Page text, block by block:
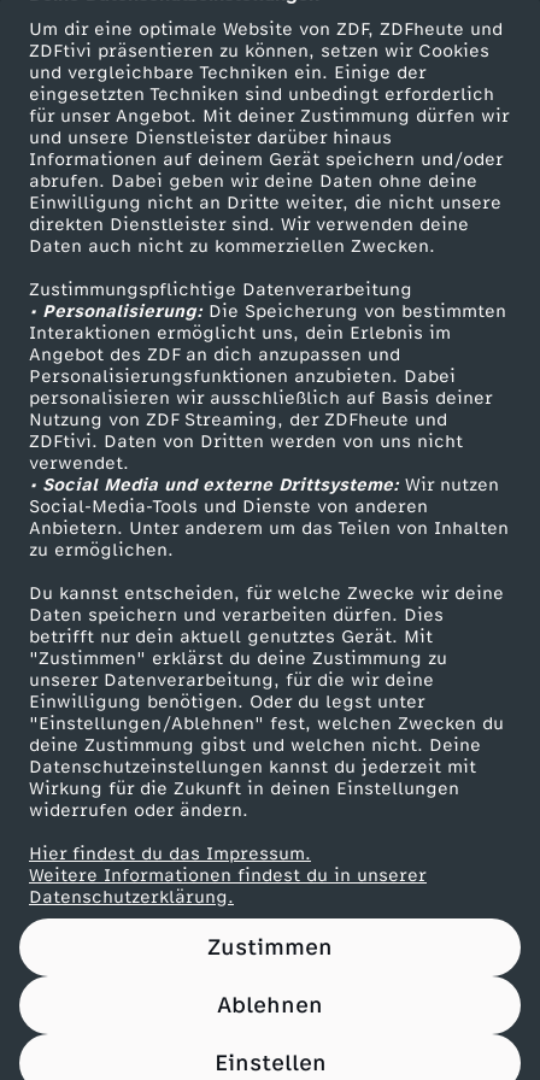
Um dir eine optimale Website von ZDF, ZDFheute und
ZDFtivi präsentieren zu können, setzen wir Cookies
und vergleichbare Techniken ein. Einige der
eingesetzten Techniken sind unbedingt erforderlich
für unser Angebot. Mit deiner Zustimmung dürfen wir
und unsere Dienstleister darüber hinaus
Informationen auf deinem Gerät speichern und/oder
abrufen. Dabei geben wir deine Daten ohne deine
Einwilligung nicht an Dritte weiter, die nicht unsere
direkten Dienstleister sind. Wir verwenden deine
Daten auch nicht zu kommerziellen Zwecken.
Zustimmungspflichtige Datenverarbeitung
• Personalisierung:Die Speicherung von bestimmten
Interaktionen ermöglicht uns, dein Erlebnis im
Angebot des ZDF an dich anzupassen und
Personalisierungsfunktionen anzubieten. Dabei
personalisieren wir ausschließlich auf Basis deiner
Nutzung von ZDF Streaming, der ZDFheute und
ZDFtivi. Daten von Dritten werden von uns nicht
verwendet.
• Social Media und externe Drittsysteme:Wir nutzen
Social-Media-Tools und Dienste von anderen
Anbietern. Unter anderem um das Teilen von Inhalten
zu ermöglichen.
Du kannst entscheiden, für welche Zwecke wir deine
Daten speichern und verarbeiten dürfen. Dies
betrifft nur dein aktuell genutztes Gerät. Mit
"Zustimmen" erklärst du deine Zustimmung zu
unserer Datenverarbeitung, für die wir deine
Einwilligung benötigen. Oder du legst unter
"Einstellungen/Ablehnen" fest, welchen Zwecken du
deine Zustimmung gibst und welchen nicht. Deine
Datenschutzeinstellungen kannst du jederzeit mit
Wirkung für die Zukunft in deinen Einstellungen
widerrufen oder ändern.
Hier findest du das Impressum.
Weitere Informationen findest du in unserer
Datenschutzerklärung.
Zustimmen
Ablehnen
Einstellen
Filtern
Mehr ZDF
ZDF-Apps
Smart TV
ZDFtext
Livestreams
Sendungen A-Z
TV-Programm
Service
ZDFmitreden
Kontakt zum ZDF
Tickets
Zuschauerservice
Hilfe
ZDF Unternehmen
Karriere
ZDF goes Schule
Werbefernsehen
Mainzelmännchen
Partner
Nutzungsbedingungen
Impressum